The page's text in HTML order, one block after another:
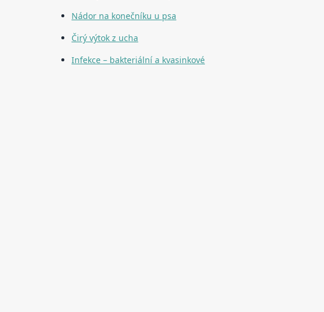
Nádor na konečníku u psa
Čirý výtok z ucha
Infekce – bakteriální a kvasinkové